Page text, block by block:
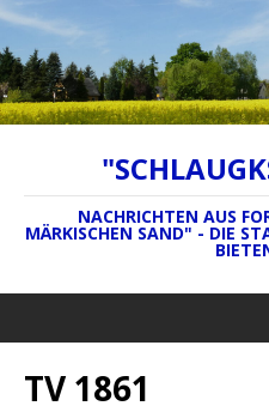
NACHRICHTEN AUS
MÄRKISCHEN SAND" - DIE
TV 1861